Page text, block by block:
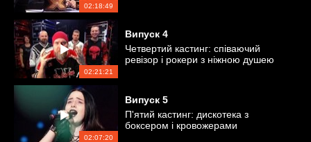
02:18:49
02:21:21
Випуск 4
Четвертий кастинг: співаючий
ревізор і рокери з ніжною душею
02:07:20
Випуск 5
П'ятий кастинг: дискотека з
боксером і кровожерами